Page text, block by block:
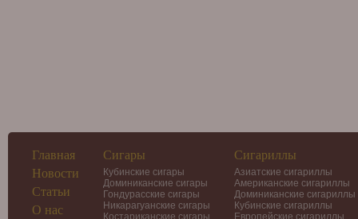
Главная
Новости
Статьи
О нас
Сигары
Кубинские сигары
Доминиканские сигары
Гондурасские сигары
Никарагуанские сигары
Костариканские сигары
Сигариллы
Азиатские сигариллы
Американские сигариллы
Доминиканские сигариллы
Кубинские сигариллы
Европейские сигариллы